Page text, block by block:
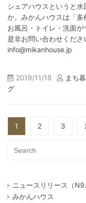
シェアハウスというと
か。みかんハウスは「多
お風呂・トイレ・洗面が
是非お問い合わせくださ
info@mikanhouse.jp
2019/11/18 まち
グ
1
2 3
ニュースリリース（
みかんハウス